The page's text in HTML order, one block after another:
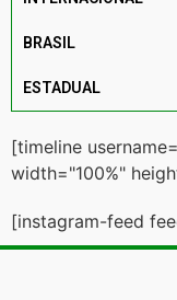
BRASIL
ESTADUAL
[timeline
width="100%"
[instagram-feed